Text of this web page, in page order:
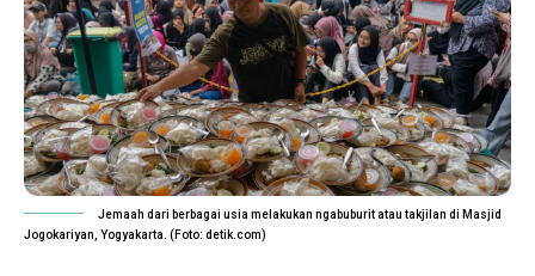
Jemaah dari berbagai usia melakukan ngabuburit atau takjilan di Masjid
Jogokariyan, Yogyakarta. (Foto: detik.com)